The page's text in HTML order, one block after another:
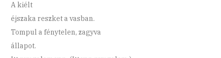
A kiélt
éjszaka reszket a vasban.
Tompul a fénytelen, zagyva
állapot.